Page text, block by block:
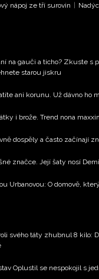
nápoj ze tří surovin
na gauči a ticho? Zkuste s
starou jiskru
ani korunu. Už dávno ho
i brože. Trend nona
dospěly a často začínají
značce. Její šaty nosí
Urbanovou: O domově,
svého táty zhubnul 8 kilo:
Oplustil se nespokojil s